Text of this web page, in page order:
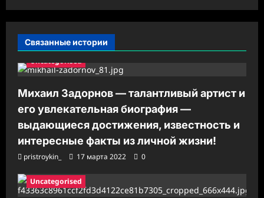
и
Связанные истории
Uncategorised
Михаил Задорнов — талантливый артист и
его увлекательная биография —
выдающиеся достижения, известность и
интересные факты из личной жизни!
pristroykin_ 17 марта 2022 0
Uncategorised